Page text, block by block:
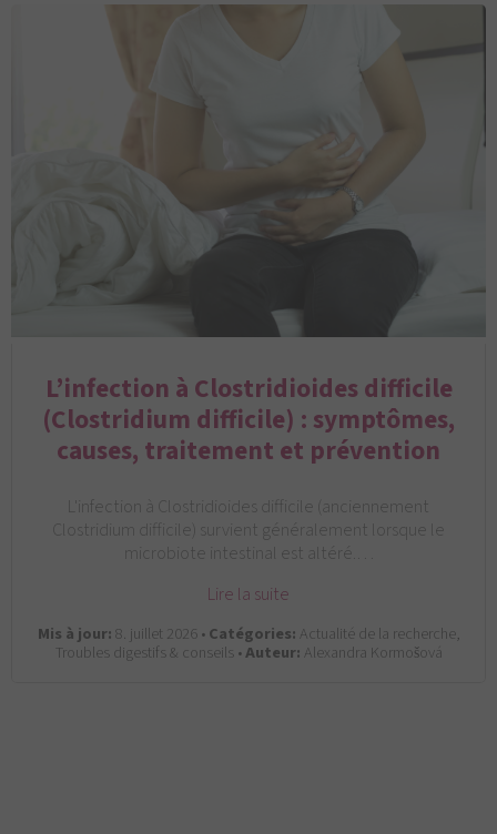
L’infection à Clostridioides difficile
(Clostridium difficile) : symptômes,
causes, traitement et prévention
L'infection à Clostridioides difficile (anciennement
Clostridium difficile) survient généralement lorsque le
microbiote intestinal est altéré.…
Lire la suite
Mis à jour:8. juillet 2026 •Catégories: Actualité de la recherche,
Troubles digestifs & conseils •Auteur: Alexandra Kormošová